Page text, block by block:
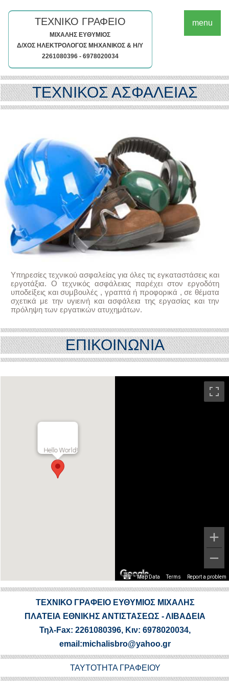
ΤΕΧΝΙΚΟ ΓΡΑΦΕΙΟ
ΜΙΧΑΛΗΣ ΕΥΘΥΜΙΟΣ
Δ/ΧΟΣ ΗΛΕΚΤΡΟΛΟΓΟΣ ΜΗΧΑΝΙΚΟΣ & Η/Υ
2261080396 - 6978020034
menu
ΤΕΧΝΙΚΟΣ ΑΣΦΑΛΕΙΑΣ
Υπηρεσίες τεχνικού ασφαλείας για όλες τις εγκαταστάσεις και
εργοτάξια. Ο τεχνικός ασφάλειας παρέχει στον εργοδότη
υποδείξεις και συμβουλές , γραπτά ή προφορικά , σε θέματα
σχετικά με την υγιεινή και ασφάλεια της εργασίας και την
πρόληψη των εργατικών ατυχημάτων.
ΕΠΙΚΟΙΝΩΝΙΑ
Hello World!
Map Data Terms Report a problem
ΤΕΧΝΙΚΟ ΓΡΑΦΕΙΟ ΕΥΘΥΜΙΟΣ ΜΙΧΑΛΗΣ
ΠΛΑΤΕΙΑ ΕΘΝΙΚΗΣ ΑΝΤΙΣΤΑΣΕΩΣ - ΛΙΒΑΔΕΙΑ
Τηλ-Fax: 2261080396, Κιν: 6978020034,
email:michalisbro@yahoo.gr
ΤΑΥΤΟΤΗΤΑ ΓΡΑΦΕΙΟΥ